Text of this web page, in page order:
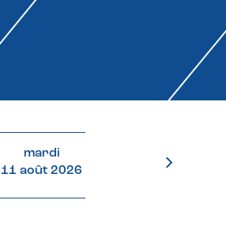
mardi
11 août 2026
12 août